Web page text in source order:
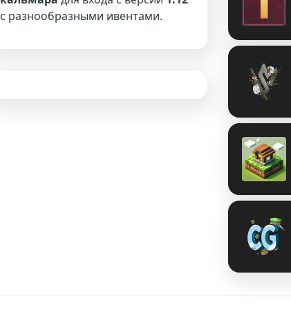
с разнообразными ивентами.